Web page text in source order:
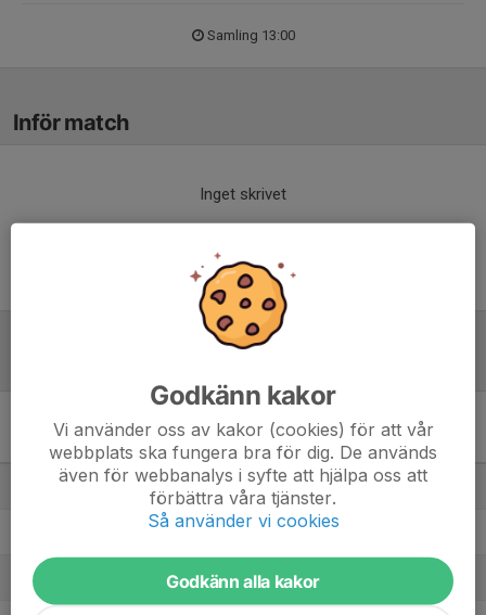
Samling 13:00
Inför match
Inget skrivet
Div 3 Mellersta Norrland,
herr 2026
M +/-
1. Svartviks IF 13 19
13
13 23
Godkänn kakor
Vi använder oss av kakor (cookies) för att vår
webbplats ska fungera bra för dig. De används
även för webbanalys i syfte att hjälpa oss att
förbättra våra tjänster.
Så använder vi cookies
Godkänn alla kakor